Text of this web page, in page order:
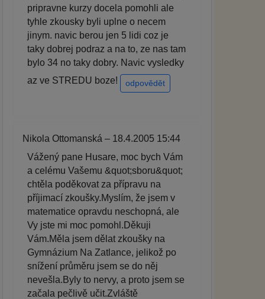
pripravne kurzy docela pomohli ale
tyhle zkousky byli uplne o necem
jinym. navic berou jen 5 lidi coz je
taky dobrej podraz a na to, ze nas tam
bylo 34 no taky dobry. Navic vysledky
az ve STREDU boze!
odpovědět
Nikola Ottomanská – 18.4.2005 15:44
Vážený pane Husare, moc bych Vám
a celému Vašemu &quot;sboru&quot;
chtěla poděkovat za přípravu na
příjimací zkoušky.Myslím, že jsem v
matematice opravdu neschopná, ale
Vy jste mi moc pomohl.Děkuji
Vám.Měla jsem dělat zkoušky na
Gymnázium Na Zatlance, jelikož po
snížení průměru jsem se do něj
nevešla.Byly to nervy, a proto jsem se
začala pečlivě učit.Zvláště